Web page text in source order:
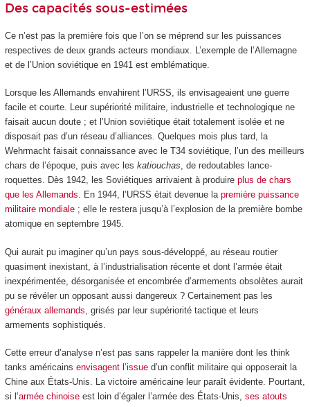
Des capacités sous-estimées
Ce n’est pas la première fois que l’on se méprend sur les puissances
respectives de deux grands acteurs mondiaux. L’exemple de l’Allemagne
et de l’Union soviétique en 1941 est emblématique.
Lorsque les Allemands envahirent l’URSS, ils envisageaient une guerre
facile et courte. Leur supériorité militaire, industrielle et technologique ne
faisait aucun doute ; et l’Union soviétique était totalement isolée et ne
disposait pas d’un réseau d’alliances. Quelques mois plus tard, la
Wehrmacht faisait connaissance avec le T34 soviétique, l’un des meilleurs
chars de l’époque, puis avec les katiouchas, de redoutables lance-
roquettes. Dès 1942, les Soviétiques arrivaient à produire plus de chars
que les Allemands. En 1944, l’URSS était devenue la première puissance
militaire mondiale; elle le restera jusqu’à l’explosion de la première bombe
atomique en septembre 1945.
Qui aurait pu imaginer qu’un pays sous-développé, au réseau routier
quasiment inexistant, à l’industrialisation récente et dont l’armée était
inexpérimentée, désorganisée et encombrée d’armements obsolètes aurait
pu se révéler un opposant aussi dangereux ? Certainement pas les
généraux allemands , grisés par leur supériorité tactique et leurs
armements sophistiqués.
Cette erreur d’analyse n’est pas sans rappeler la manière dont les think
tanks américains envisagent l’issued’un conflit militaire qui opposerait la
Chine aux États-Unis. La victoire américaine leur paraît évidente. Pourtant,
si l’armée chinoiseest loin d’égaler l’armée des États-Unis, ses atouts